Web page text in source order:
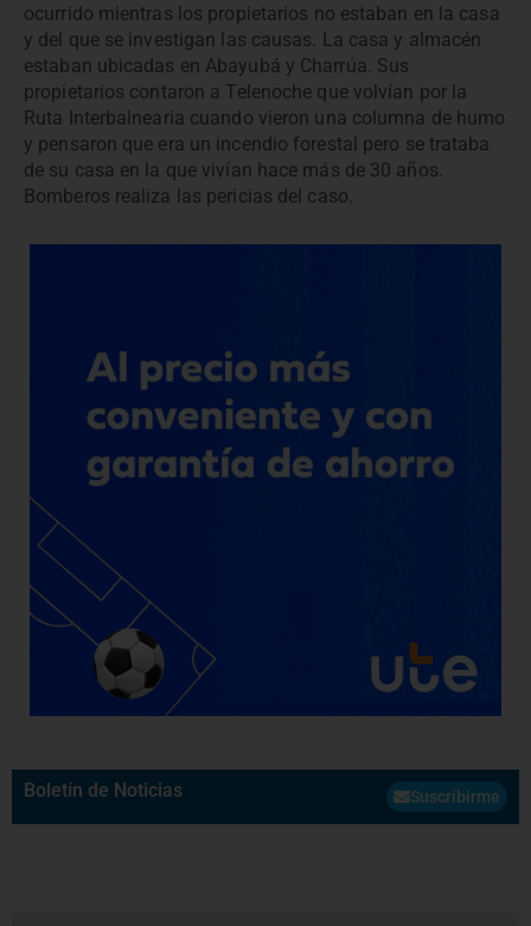
ocurrido mientras los propietarios no estaban en la casa
y del que se investigan las causas. La casa y almacén
estaban ubicadas en Abayubá y Charrúa. Sus
propietarios contaron a Telenoche que volvían por la
Ruta Interbalnearia cuando vieron una columna de humo
y pensaron que era un incendio forestal pero se trataba
de su casa en la que vivían hace más de 30 años.
Bomberos realiza las pericias del caso.
Boletín de Noticias Suscribirme